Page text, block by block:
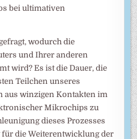
bei ultimativen
wodurch die
und Ihrer anderen
wird? Es ist die Dauer, die
Teilchen unseres
aus winzigen Kontakten im
Mikrochips zu
dieses Prozesses
die Weiterentwicklung der